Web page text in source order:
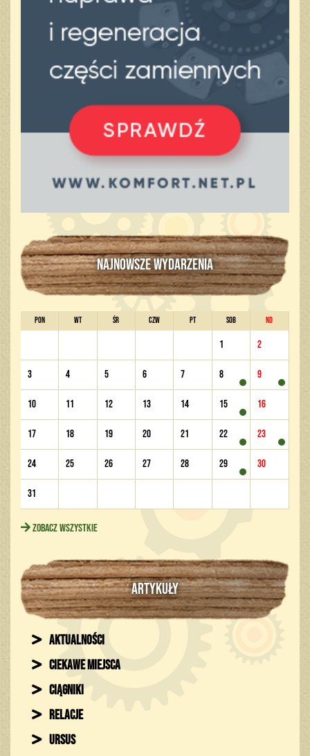
NAJNOWSZE WYDARZENIA
PON WT ŚR CZW PT SOB ND
1 2
3 4 5 6 7 8 9
10 11 12 13 14 15 16
17 18 19 20 21 22 23
24 25 26 27 28 29 30
31
Zobacz wszystkie
ARTYKUŁY
Aktualności
Ciekawe miejsca
Ciągniki
Relacje
Ursus